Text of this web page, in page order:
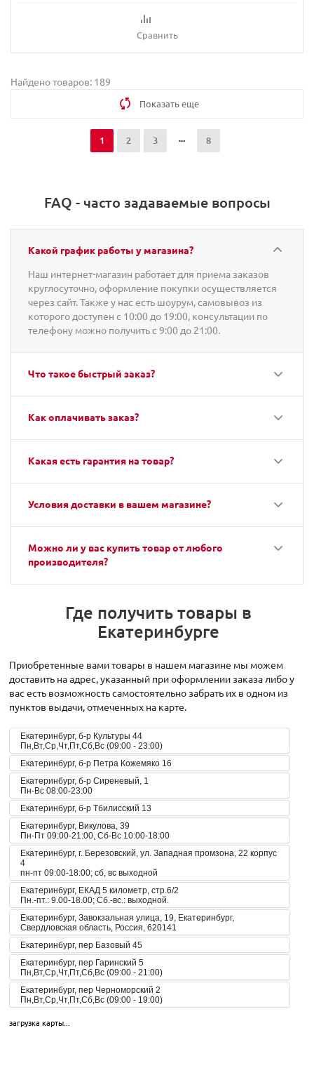
Сравнить
Найдено товаров: 189
Показать еще
1 2 3 8
FAQ - часто задаваемые вопросы
Какой график работы у магазина?
Наш интернет-магазин работает для приема заказов
круглосуточно, оформление покупки осуществляется
через сайт. Также у нас есть шоурум, самовывоз из
которого доступен с 10:00 до 19:00, консультации по
телефону можно получить с 9:00 до 21:00.
Что такое быстрый заказ?
Как оплачивать заказ?
Какая есть гарантия на товар?
Условия доставки в вашем магазине?
Можно ли у вас купить товар от любого
производителя?
Где получить товары в
Екатеринбурге
Приобретенные вами товары в нашем магазине мы можем
доставить на адрес, указанный при оформлении заказа либо у
вас есть возможность самостоятельно забрать их в одном из
пунктов выдачи, отмеченных на карте.
Екатеринбург, б-р Культуры 44
Пн,Вт,Ср,Чт,Пт,Сб,Вс (09:00 - 23:00)
Екатеринбург, б-р Петра Кожемяко 16
Екатеринбург, б-р Сиреневый, 1
Пн-Вс 08:00-23:00
Екатеринбург, б-р Тбилисский 13
Екатеринбург, Викулова, 39
Пн-Пт 09:00-21:00, Сб-Вс 10:00-18:00
Екатеринбург, г. Березовский, ул. Западная промзона, 22 корпус
4
пн-пт 09:00-18:00; сб, вс выходной
Екатеринбург, ЕКАД 5 километр, стр.6/2
Пн.-пт.: 9.00-18.00; Сб.-вс.: выходной.
Екатеринбург, Завокзальная улица, 19, Екатеринбург,
Свердловская область, Россия, 620141
Екатеринбург, пер Базовый 45
Екатеринбург, пер Гаринский 5
Пн,Вт,Ср,Чт,Пт,Сб,Вс (09:00 - 21:00)
Екатеринбург, пер Черноморский 2
Пн,Вт,Ср,Чт,Пт,Сб,Вс (09:00 - 19:00)
Пн-Вс 10:00-20:00
загрузка карты...